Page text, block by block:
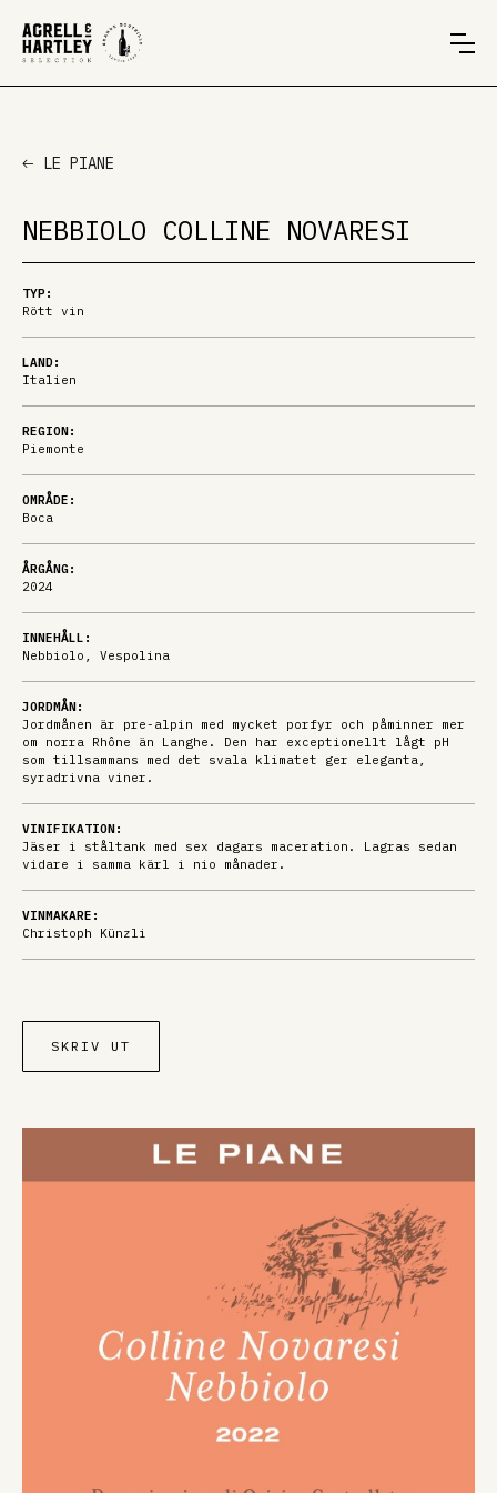
LE PIANE
NEBBIOLO COLLINE NOVARESI
TYP:
Rött vin
LAND:
Italien
REGION:
Piemonte
OMRÅDE:
Boca
ÅRGÅNG:
2024
INNEHÅLL:
Nebbiolo, Vespolina
JORDMÅN:
Jordmånen är pre-alpin med mycket porfyr och påminner mer
om norra Rhône än Langhe. Den har exceptionellt lågt pH
som tillsammans med det svala klimatet ger eleganta,
syradrivna viner.
VINIFIKATION:
Jäser i ståltank med sex dagars maceration. Lagras sedan
vidare i samma kärl i nio månader.
VINMAKARE:
Christoph Künzli
SKRIV UT